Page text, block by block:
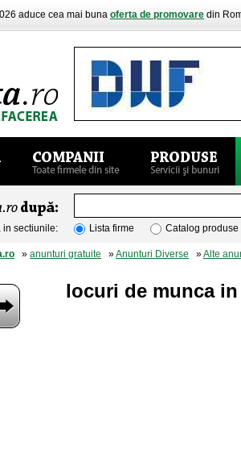
aduce cea mai buna oferta de promovare din
in sectiunile: Lista firme Catalog produse
» anunturi gratuite »Anunturi Diverse »Alte
locuri de munca